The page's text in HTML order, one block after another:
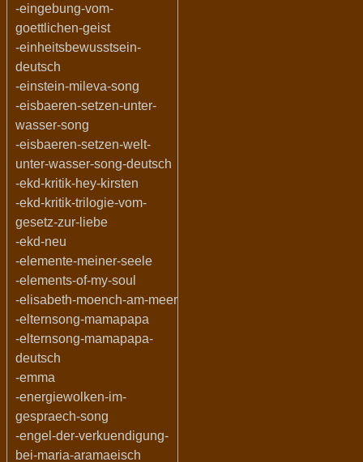
-eingebung-vom-
goettlichen-geist
-einheitsbewusstsein-
deutsch
-einstein-mileva-song
-eisbaeren-setzen-unter-
wasser-song
-eisbaeren-setzen-welt-
unter-wasser-song-deutsch
-ekd-kritik-hey-kirsten
-ekd-kritik-trilogie-vom-
gesetz-zur-liebe
-ekd-neu
-elemente-meiner-seele
-elements-of-my-soul
-elisabeth-moench-am-meer
-elternsong-mamapapa
-elternsong-mamapapa-
deutsch
-emma
-energiewolken-im-
gespraech-song
-engel-der-verkuendigung-
bei-maria-aramaeisch